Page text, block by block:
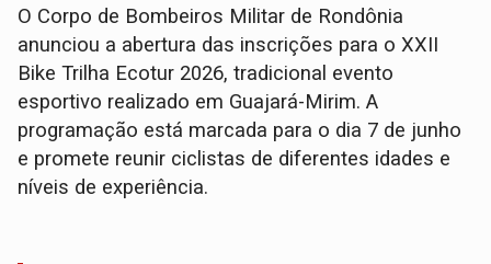
O Corpo de Bombeiros Militar de Rondônia
anunciou a abertura das inscrições para o XXII
Bike Trilha Ecotur 2026, tradicional evento
esportivo realizado em Guajará-Mirim. A
programação está marcada para o dia 7 de junho
e promete reunir ciclistas de diferentes idades e
níveis de experiência.